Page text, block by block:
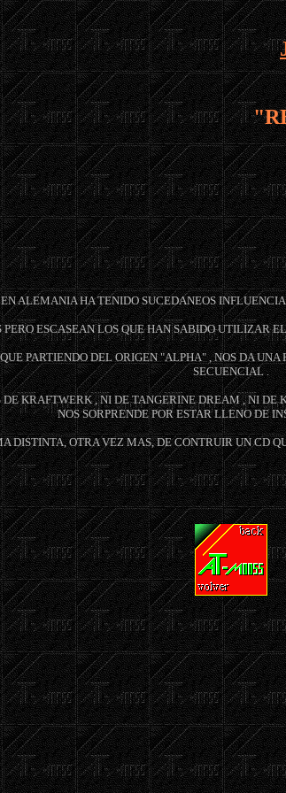
ALEMANIA HA TENIDO SUCEDANEOS
ESCASEAN LOS QUE HAN SABIDO UTILIZAR
PARTIENDO DEL ORIGEN "ALPHA" , NOS DA
SECUENCIAL .
KRAFTWERK , NI DE TANGERINE DREAM , NI DE
NOS SORPRENDE POR ESTAR LLENO DE
DISTINTA, OTRA VEZ MAS, DE CONTRUIR UN CD